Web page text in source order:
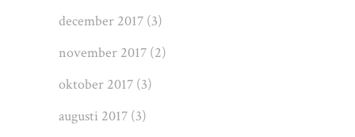
december 2017 (3)
november 2017 (2)
oktober 2017 (3)
augusti 2017 (3)